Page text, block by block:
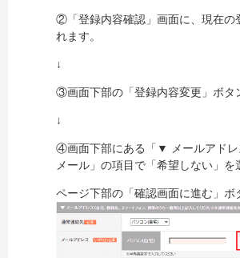
②「登録内容確認」画面に、現在の
れます。
↓
③画面下部の「登録内容変更」ボタ
↓
④画面下部にある「▼ メールアドレ
メール」の項目で「希望しない」を
ページ下部の「確認画面に進む」ボ